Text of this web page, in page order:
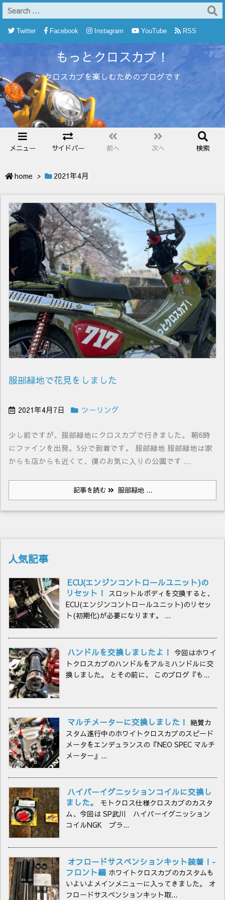
もっとクロスカブ！
クロスカブを楽しむためのブログです
メニュー サイドバー 前へ 次へ 検索
Twitter Facebook Instagram YouTube RSS
home > 2021年4月
服部緑地で花見をしました
2021年4月7日 ツーリング
少し前ですが、服部緑地にクロスカブで行きました。 朝6時
にファインを出発。5分で到着です。 服部緑地 服部緑地は家
からも店からも近くて、僕のお気に入りの公園です ...
記事を読む 服部緑地 ...
人気記事
ECU(エンジンコントロールユニット)の
リセット！ スロットルボディを交換すると、
ECU(エンジンコントロールユニット)のリセッ
ト(初期化)が必要になります。 ...
ハンドルを交換しましたよ！ 今回はホワイ
トクロスカブのハンドルをアルミハンドルに交
換しました。 とその前に、 このブログ『も...
マルチメーターに交換しました！ 絶賛カ
スタム進行中のホワイトクロスカブのスピード
メータをエンデュランスの『NEO SPEC マルチ
メーター』...
ハイパーイグニッションコイルに交換し
ました。
モトクロス仕様クロスカブのカスタ
ム、今回は SP武川 ハイパーイグニッション
コイルNGK プラ...
オフロードサスペンションキット装着！-
フロント編 ホワイトクロスカブのカスタムも
いよいよメインメニューに入ってきました。 オ
フロードサスペンションキット取...